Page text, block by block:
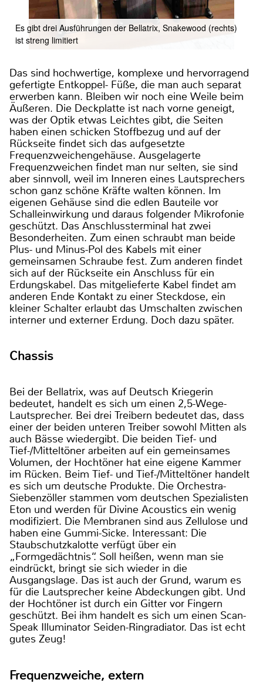
Es gibt drei Ausführungen der Bellatrix, Snakewood (rechts)
ist streng limitiert
Das sind hochwertige, komplexe und hervorragend
gefertigte Entkoppel- Füße, die man auch separat
erwerben kann. Bleiben wir noch eine Weile beim
Äußeren. Die Deckplatte ist nach vorne geneigt,
was der Optik etwas Leichtes gibt, die Seiten
haben einen schicken Stoffbezug und auf der
Rückseite findet sich das aufgesetzte
Frequenzweichengehäuse. Ausgelagerte
Frequenzweichen findet man nur selten, sie sind
aber sinnvoll, weil im Inneren eines Lautsprechers
schon ganz schöne Kräfte walten können. Im
eigenen Gehäuse sind die edlen Bauteile vor
Schalleinwirkung und daraus folgender Mikrofonie
geschützt. Das Anschlussterminal hat zwei
Besonderheiten. Zum einen schraubt man beide
Plus- und Minus-Pol des Kabels mit einer
gemeinsamen Schraube fest. Zum anderen findet
sich auf der Rückseite ein Anschluss für ein
Erdungskabel. Das mitgelieferte Kabel findet am
anderen Ende Kontakt zu einer Steckdose, ein
kleiner Schalter erlaubt das Umschalten zwischen
interner und externer Erdung. Doch dazu später.
Chassis
Bei der Bellatrix, was auf Deutsch Kriegerin
bedeutet, handelt es sich um einen 2,5-Wege-
Lautsprecher. Bei drei Treibern bedeutet das, dass
einer der beiden unteren Treiber sowohl Mitten als
auch Bässe wiedergibt. Die beiden Tief- und
Tief-/Mitteltöner arbeiten auf ein gemeinsames
Volumen, der Hochtöner hat eine eigene Kammer
im Rücken. Beim Tief- und Tief-/Mitteltöner handelt
es sich um deutsche Produkte. Die Orchestra-
Siebenzöller stammen vom deutschen Spezialisten
Eton und werden für Divine Acoustics ein wenig
modifiziert. Die Membranen sind aus Zellulose und
haben eine Gummi-Sicke. Interessant: Die
Staubschutzkalotte verfügt über ein
„Formgedächtnis“. Soll heißen, wenn man sie
eindrückt, bringt sie sich wieder in die
Ausgangslage. Das ist auch der Grund, warum es
für die Lautsprecher keine Abdeckungen gibt. Und
der Hochtöner ist durch ein Gitter vor Fingern
geschützt. Bei ihm handelt es sich um einen Scan-
Speak Illuminator Seiden-Ringradiator. Das ist echt
gutes Zeug!
Frequenzweiche, extern